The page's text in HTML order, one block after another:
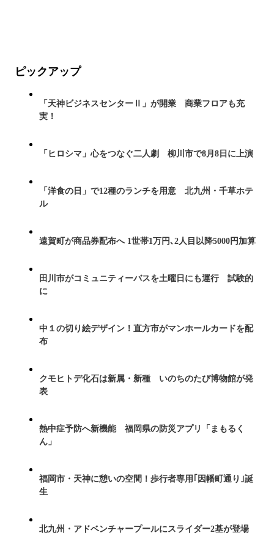
ピックアップ
「天神ビジネスセンターⅡ」が開業 商業フロアも充
実！
「ヒロシマ」心をつなぐ二人劇 柳川市で8月8日に上演
「洋食の日」で12種のランチを用意 北九州・千草ホテ
ル
遠賀町が商品券配布へ 1世帯1万円､2人目以降5000円加算
田川市がコミュニティーバスを土曜日にも運行 試験的
に
中１の切り絵デザイン！直方市がマンホールカードを配
布
クモヒトデ化石は新属・新種 いのちのたび博物館が発
表
熱中症予防へ新機能 福岡県の防災アプリ「まもるく
ん」
福岡市・天神に憩いの空間！歩行者専用｢因幡町通り｣誕
生
北九州・アドベンチャープールにスライダー2基が登場